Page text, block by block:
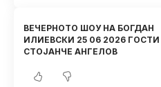
ВЕЧЕРНОТО ШОУ НА БОГДАН
ИЛИЕВСКИ 25 06 2026 ГОСТИ
СТОЈАНЧЕ АНГЕЛОВ